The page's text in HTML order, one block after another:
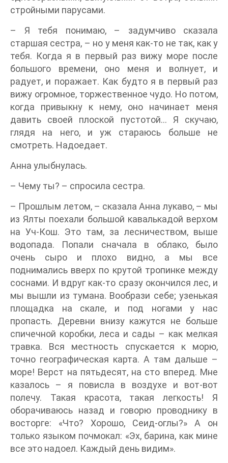
стройными парусами.
– Я тебя понимаю, – задумчиво сказала
старшая сестра, – но у меня как-то не так, как у
тебя. Когда я в первый раз вижу море после
большого времени, оно меня и волнует, и
радует, и поражает. Как будто я в первый раз
вижу огромное, торжественное чудо. Но потом,
когда привыкну к нему, оно начинает меня
давить своей плоской пустотой… Я скучаю,
глядя на него, и уж стараюсь больше не
смотреть. Надоедает.
Анна улыбнулась.
– Чему ты? – спросила сестра.
– Прошлым летом, – сказала Анна лукаво, – мы
из Ялты поехали большой кавалькадой верхом
на Уч-Кош. Это там, за лесничеством, выше
водопада. Попали сначала в облако, было
очень сыро и плохо видно, а мы все
поднимались вверх по крутой тропинке между
соснами. И вдруг как-то сразу окончился лес, и
мы вышли из тумана. Вообрази себе; узенькая
площадка на скале, и под ногами у нас
пропасть. Деревни внизу кажутся не больше
спичечной коробки, леса и сады – как мелкая
травка. Вся местность спускается к морю,
точно географическая карта. А там дальше –
море! Верст на пятьдесят, на сто вперед. Мне
казалось – я повисла в воздухе и вот-вот
полечу. Такая красота, такая легкость! Я
оборачиваюсь назад и говорю проводнику в
восторге: «Что? Хорошо, Сеид-оглы?» А он
только языком почмокал: «Эх, барина, как мине
все это надоел. Каждый день видим».